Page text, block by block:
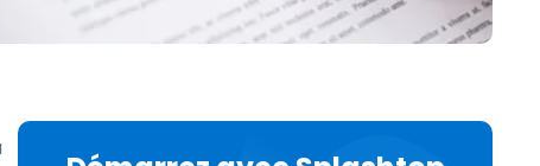
Tous les produits